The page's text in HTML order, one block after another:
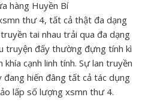
thư 4, tất cả thật đa dạng
tai nhau trải qua đa dạng
truyện đấy thường đựng tính kì
cạnh linh tính. Sự lan truyền
đang hiến đâng tất cả tác dụng
lấp số lượng xsmn thư 4.